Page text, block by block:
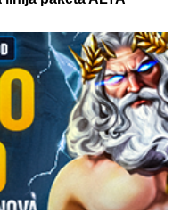
od 10.000 dinara -